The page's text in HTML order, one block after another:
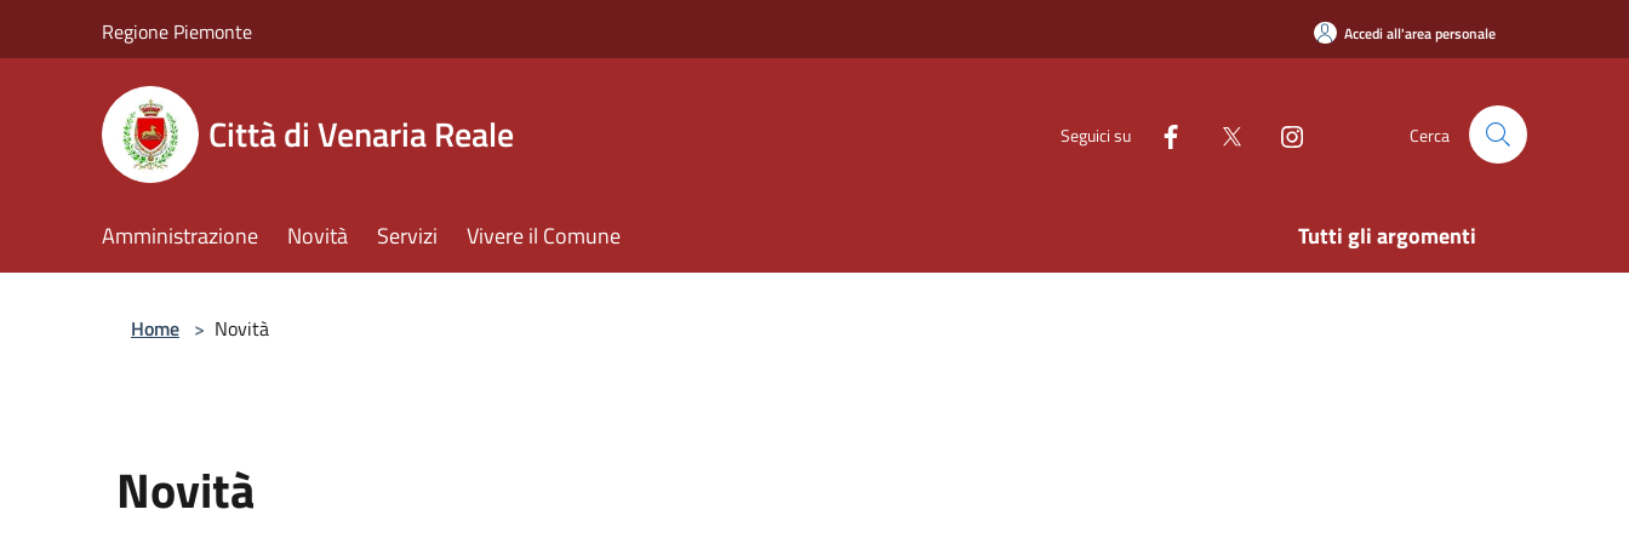
Regione Piemonte Accedi all'area personale
Città di Venaria Reale Seguici su Cerca
Amministrazione Novità Servizi Vivere il Comune Tutti gli argomenti
Home > Novità
Novità